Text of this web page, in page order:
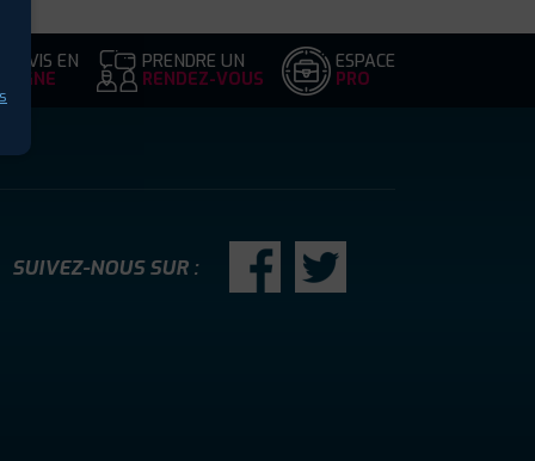
DEVIS EN
LIGNE
PRENDRE UN
RENDEZ-VOUS
ESPACE
PRO
SUIVEZ-NOUS SUR :